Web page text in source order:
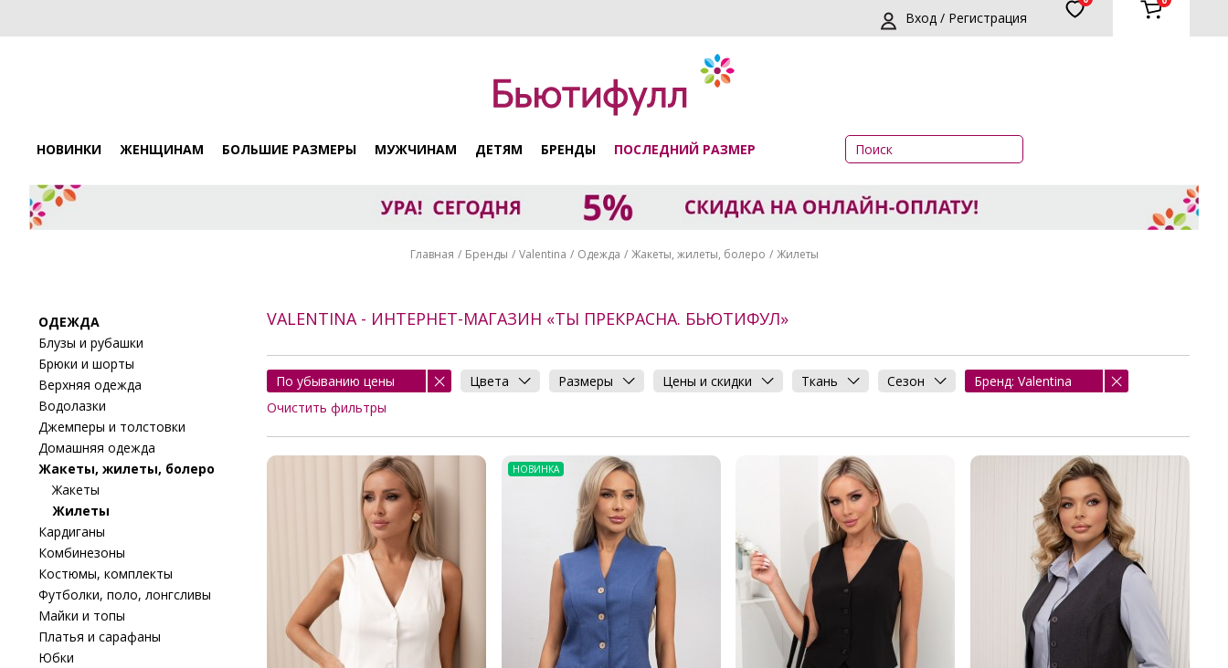
Вход / Регистрация
НОВИНКИ ЖЕНЩИНАМ БОЛЬШИЕ РАЗМЕРЫ МУЖЧИНАМ ДЕТЯМ БРЕНДЫ ПОСЛЕДНИЙ РАЗМЕР
Главная Бренды Valentina Одежда Жакеты, жилеты, болеро Жилеты
ОДЕЖДА
Блузы и рубашки
Брюки и шорты
Верхняя одежда
Водолазки
Джемперы и толстовки
Домашняя одежда
Жакеты, жилеты, болеро
Жакеты
Жилеты
Кардиганы
Комбинезоны
Костюмы, комплекты
Футболки, поло, лонгсливы
Майки и топы
Платья и сарафаны
Юбки
VALENTINA - ИНТЕРНЕТ-МАГАЗИН «ТЫ ПРЕКРАСНА. БЬЮТИФУЛ»
По убыванию цены Цвета Размеры Цены и скидки Ткань Сезон
Бренд: Valentina
Очистить фильтры
НОВИНКА